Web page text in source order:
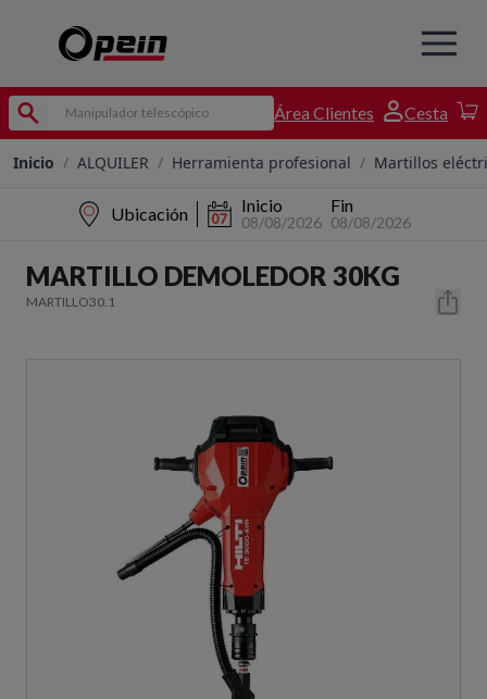
Área Clientes Cesta
Inicio / ALQUILER / Herramienta profesional / Martillos
Ubicación Inicio
08/08/2026
Fin
08/08/2026
MARTILLO DEMOLEDOR 30KG
MARTILLO30.1